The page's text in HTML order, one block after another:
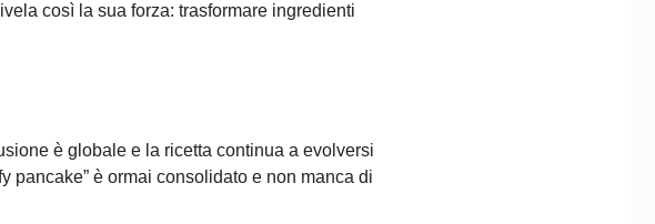
così la sua forza: trasformare ingredienti
è globale e la ricetta continua a evolversi
pancake” è ormai consolidato e non manca di